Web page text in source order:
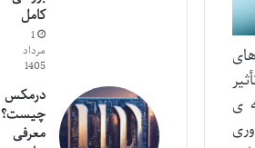
ی
از این نوآوری
کامل
1
مرداد
1405
درمکس
چیست؟
معرفی